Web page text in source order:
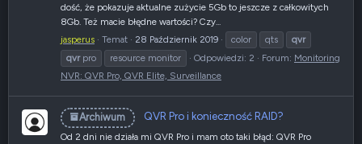
dość, że pokazuje aktualne zużycie 5Gb to jeszcze z całkowitych
8Gb. Też macie błędne wartości? Czy...
jasperus
Temat 28 Październik 2019 color qts
qvr
qvrpro resource monitor Odpowiedzi: 2 Forum: Monitoring
NVR: QVR Pro, QVR Elite, Surveillance
Archiwum QVR Pro i konieczność RAID?
Od 2 dni nie działa mi QVR Pro i mam oto taki błąd: QVR Pro